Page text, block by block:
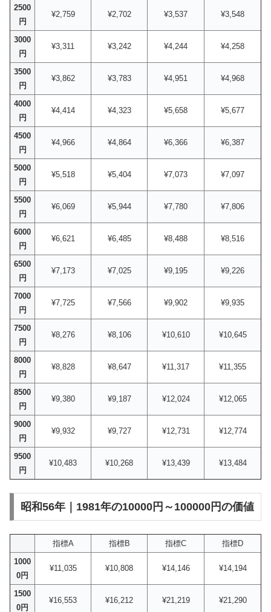
2500
円
¥2,759 ¥2,702 ¥3,537 ¥3,548
3000
円
¥3,311 ¥3,242 ¥4,244 ¥4,258
3500
円
¥3,862 ¥3,783 ¥4,951 ¥4,968
4000
円
¥4,414 ¥4,323 ¥5,658 ¥5,677
4500
円
¥4,966 ¥4,864 ¥6,366 ¥6,387
5000
円
¥5,518 ¥5,404 ¥7,073 ¥7,097
5500
円
¥6,069 ¥5,944 ¥7,780 ¥7,806
6000
円
¥6,621 ¥6,485 ¥8,488 ¥8,516
6500
円
¥7,173 ¥7,025 ¥9,195 ¥9,226
7000
円
¥7,725 ¥7,566 ¥9,902 ¥9,935
7500
円
¥8,276 ¥8,106 ¥10,610 ¥10,645
8000
円
¥8,828 ¥8,647 ¥11,317 ¥11,355
8500
円
¥9,380 ¥9,187 ¥12,024 ¥12,065
9000
円
¥9,932 ¥9,727 ¥12,731 ¥12,774
9500
円
¥10,483 ¥10,268 ¥13,439 ¥13,484
昭和56年｜1981年の10000円～100000円の価値
指標A 指標B 指標C
指標D
1000
0円
¥11,035 ¥10,808 ¥14,146 ¥14,194
1500
0円
¥16,553 ¥16,212 ¥21,219 ¥21,290